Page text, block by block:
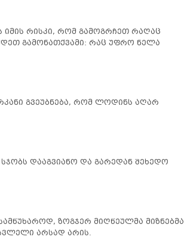
იმის რისკი, რომ გამოგრჩეთ რაღაც
გამონათქვამი: რაც უფრო ნელა
გვეუბნება, რომ ლოდინს აღარ
დააგვიანო და გარედან შეხედო
ზოგჯერ მიღწეულმა მიზნებმა
არსად არის.